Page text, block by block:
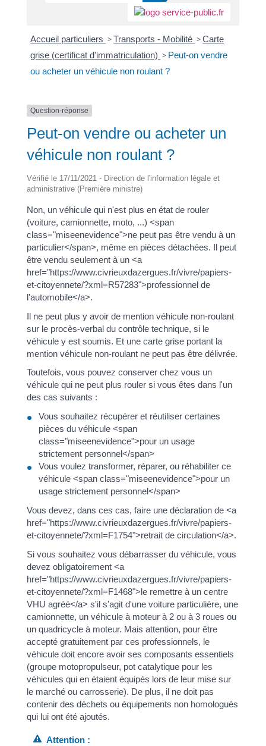
Accueil particuliers >Transports - Mobilité >Carte
grise (certificat d'immatriculation) > Peut-on vendre
ou acheter un véhicule non roulant ?
Question-réponse
Peut-on vendre ou acheter un
véhicule non roulant ?
Vérifié le 17/11/2021 - Direction de l'information légale et
administrative (Première ministre)
Non, un véhicule qui n'est plus en état de rouler
(voiture, camionnette, moto, ...) <span
class="miseenevidence">ne peut pas être vendu à un
particulier</span>, même en pièces détachées. Il peut
être vendu seulement à un <a
href="https://www.civrieuxdazergues.fr/vivre/papiers-
et-citoyennete/?xml=R57283">professionnel de
l'automobile</a>.
Il ne peut plus y avoir de mention véhicule non-roulant
sur le procès-verbal du contrôle technique, si le
véhicule y est soumis. Et une carte grise portant la
mention véhicule non-roulant ne peut pas être délivrée.
Toutefois, vous pouvez conserver chez vous un
véhicule qui ne peut plus rouler si vous êtes dans l'un
des cas suivants :
Vous souhaitez récupérer et réutiliser certaines
pièces du véhicule <span
class="miseenevidence">pour un usage
strictement personnel</span>
Vous voulez transformer, réparer, ou réhabiliter ce
véhicule <span class="miseenevidence">pour un
usage strictement personnel</span>
Vous devez, dans ces cas, faire une déclaration de <a
href="https://www.civrieuxdazergues.fr/vivre/papiers-
et-citoyennete/?xml=F1754">retrait de circulation</a>.
Si vous souhaitez vous débarrasser du véhicule, vous
devez obligatoirement <a
href="https://www.civrieuxdazergues.fr/vivre/papiers-
et-citoyennete/?xml=F1468">le remettre à un centre
VHU agréé</a> s'il s'agit d'une voiture particulière, une
camionnette, un véhicule à moteur à 2 ou à 3 roues ou
un quadricycle à moteur. Mais attention, pour être
accepté gratuitement par ces professionnels, le
véhicule doit encore avoir ses composants essentiels
(groupe motopropulseur, pot catalytique pour les
véhicules qui en étaient équipés lors de leur mise sur
le marché ou carrosserie). De plus, il ne doit pas
contenir des déchets ou équipements non homologués
qui lui ont été ajoutés.
Attention :